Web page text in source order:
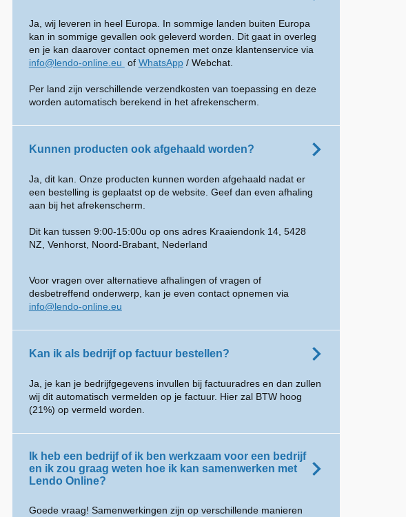
Ja, wij leveren in heel Europa. In sommige landen buiten Europa
kan in sommige gevallen ook geleverd worden. Dit gaat in overleg
en je kan daarover contact opnemen met onze klantenservice via
info@lendo-online.eu of WhatsApp/ Webchat.
Per land zijn verschillende verzendkosten van toepassing en deze
worden automatisch berekend in het afrekenscherm.
Kunnen producten ook afgehaald worden?
Ja, dit kan. Onze producten kunnen worden afgehaald nadat er
een bestelling is geplaatst op de website. Geef dan even afhaling
aan bij het afrekenscherm.
Dit kan tussen 9:00-15:00u op ons adres Kraaiendonk 14, 5428
NZ, Venhorst, Noord-Brabant, Nederland
Voor vragen over alternatieve afhalingen of vragen of
desbetreffend onderwerp, kan je even contact opnemen via
info@lendo-online.eu
Kan ik als bedrijf op factuur bestellen?
Ja, je kan je bedrijfgegevens invullen bij factuuradres en dan zullen
wij dit automatisch vermelden op je factuur. Hier zal BTW hoog
(21%) op vermeld worden.
Ik heb een bedrijf of ik ben werkzaam voor een bedrijf
en ik zou graag weten hoe ik kan samenwerken met
Lendo Online?
Goede vraag! Samenwerkingen zijn op verschillende manieren